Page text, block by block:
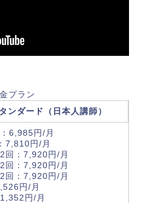
プラン
ンダード（日本人講師）
6,985円/月
7,810円/月
回：7,920円/月
回：7,920円/月
回：7,920円/月
円/月
円/月